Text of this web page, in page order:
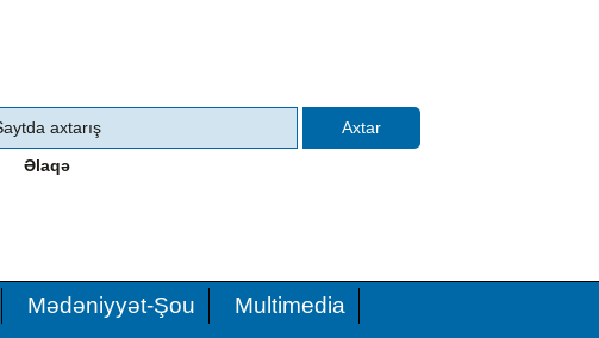
Əlaqə
Mədəniyyət-Şou
Multimedia